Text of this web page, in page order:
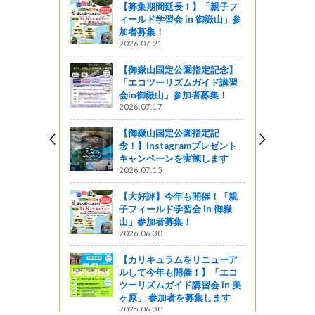
【募集期間延長！】「親子フ
ィールド学習会 in 御嶽山」参
加者募集！
2026.07.21
【御嶽山国定公園指定記念】
「エコツーリズムガイド講習
会in御嶽山」参加者募集！
2026.07.17
【御嶽山国定公園指定記
念！】Instagramプレゼント
キャンペーンを実施します
2026.07.15
【大好評】今年も開催！「親
子フィールド学習会 in 御嶽
山」参加者募集！
2026.06.30
【カリキュラムをリニューア
ルして今年も開催！】「エコ
ツーリズムガイド講習会 in 美
ヶ原」 参加者を募集します
2025.06.30